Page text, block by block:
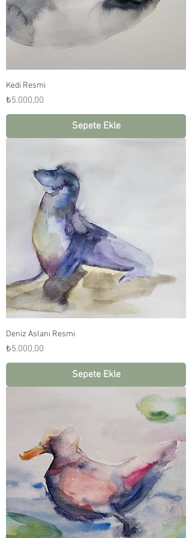
Kedi Resmi
Fiyat
₺5.000,00
Sepete Ekle
Deniz Aslanı Resmi
Fiyat
₺5.000,00
Sepete Ekle